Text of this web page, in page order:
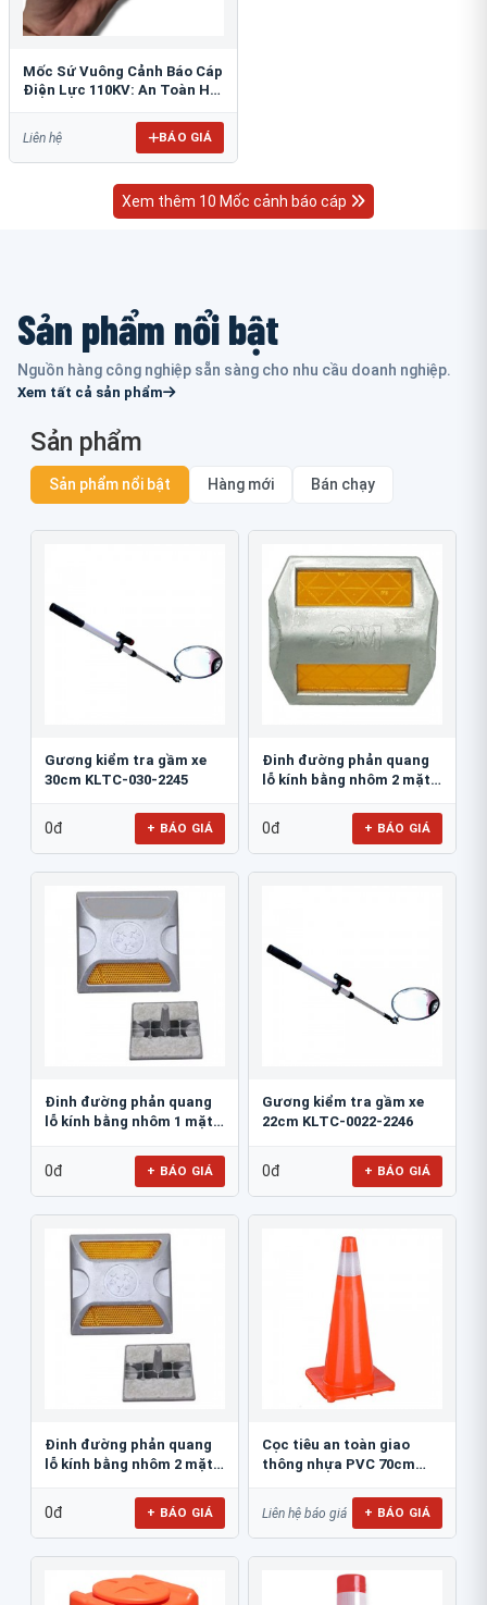
Mốc Sứ Vuông Cảnh Báo Cáp
Điện Lực 110KV: An Toàn Hệ
Liên hệ BÁO GIÁ
Xem thêm 10 Mốc cảnh báo cáp
Sản phẩm nổi bật
Nguồn hàng công nghiệp sẵn sàng cho nhu cầu doanh nghiệp.
Xem tất cả sản phẩm
Sản phẩm
Sản phẩm nổi bật Hàng mới Bán chạy
Gương kiểm tra gầm xe
30cm KLTC-030-2245
0đ + BÁO GIÁ
Đinh đường phản quang
lỗ kính bằng nhôm 2 mặt
0đ + BÁO GIÁ
Đinh đường phản quang
lỗ kính bằng nhôm 1 mặt
0đ + BÁO GIÁ
Gương kiểm tra gầm xe
22cm KLTC-0022-2246
0đ + BÁO GIÁ
Đinh đường phản quang
lỗ kính bằng nhôm 2 mặt
0đ + BÁO GIÁ
Cọc tiêu an toàn giao
thông nhựa PVC 70cm
Liên hệ báo giá + BÁO GIÁ